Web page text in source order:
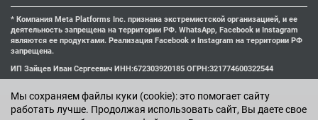
Мы cохраняем файлы куки (cookie): это помогает сайту
работать лучше. Продолжая использовать сайт, Вы даете свое
* Компания Meta Platforms Inc. признана экстремистской организацией, и ее
деятельность запрещена на территории РФ. WhatsApp, Facebook и Instagram
являются ее продуктами. Реализация Facebook и Instagram на территории РФ
запрещена.
ИП Зайцев Иван Сергеевич ИНН:672303920185 ОГРН:321774600322544